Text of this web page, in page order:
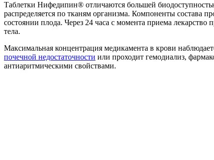
Таблетки Нифедипин® отличаются большей
распределяется по тканям организма. Компоненты состава
состоянии плода. Через 24 часа с момента приема лекарство
тела.
Максимальная концентрация медикамента в крови
почечной недостаточности или проходит гемодиализ,
антиаритмическими свойствами.